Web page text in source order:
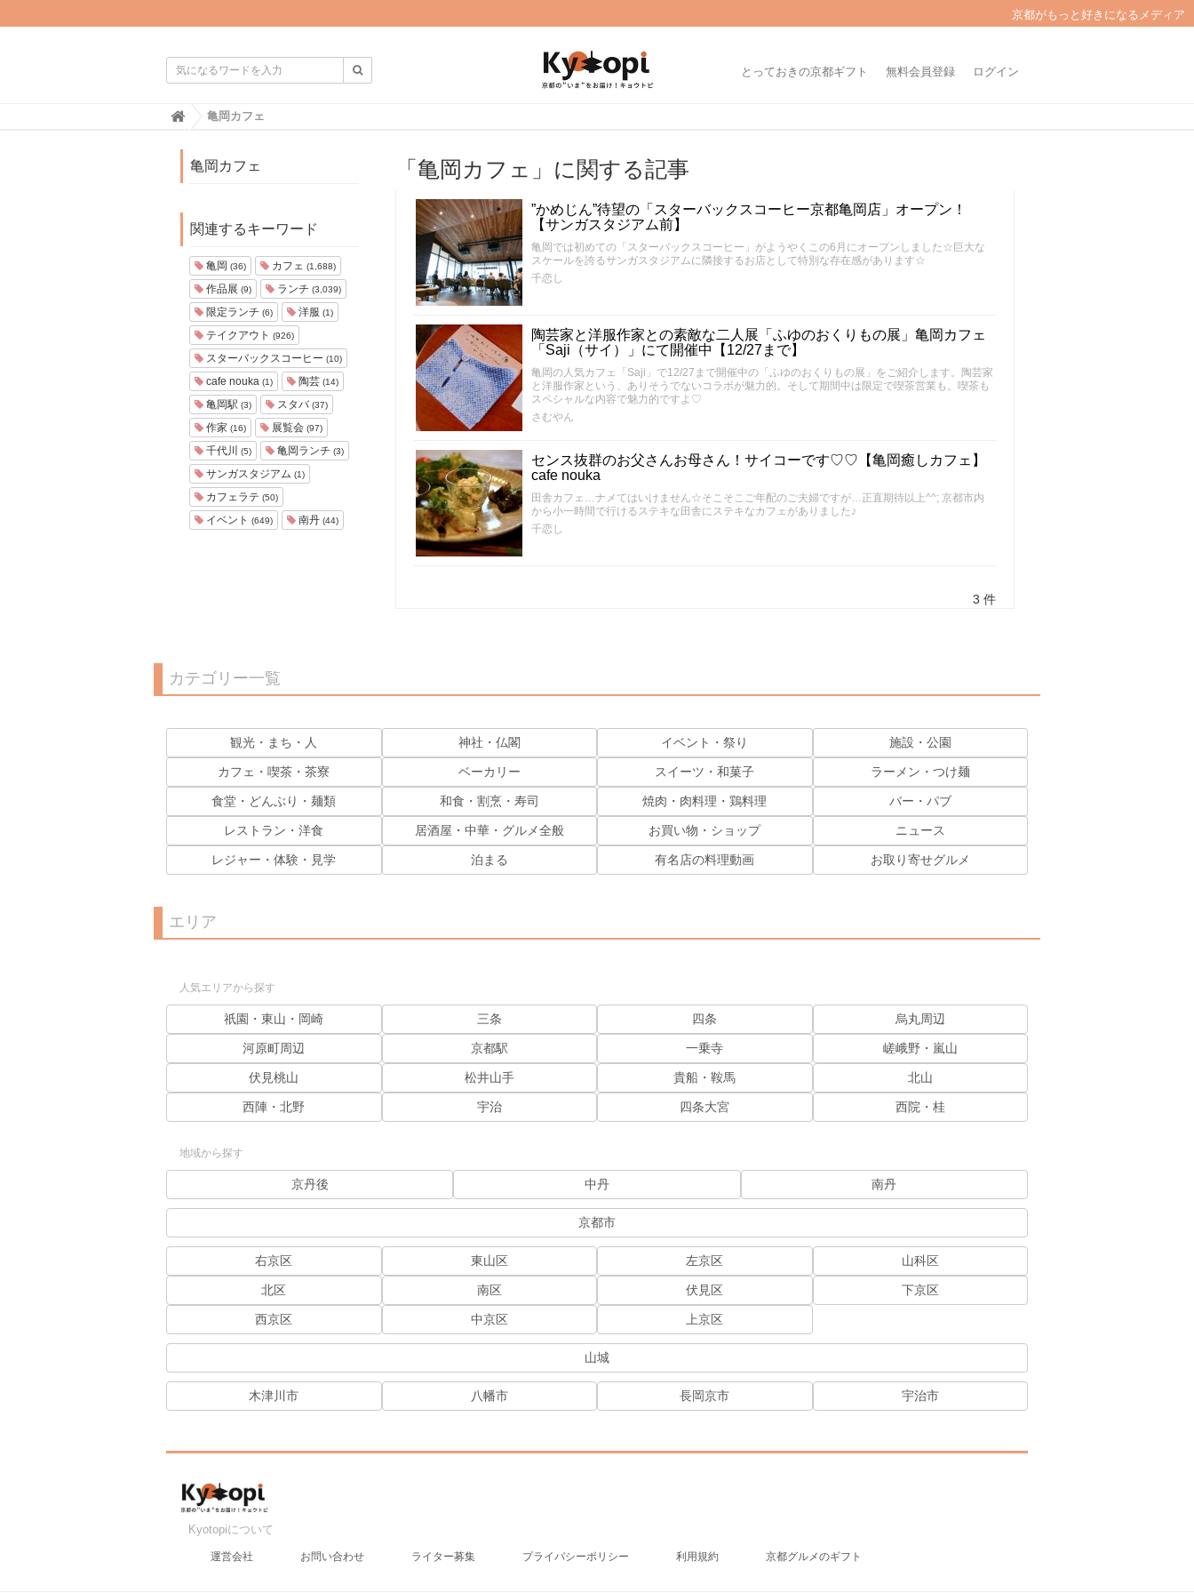
京都がもっと好きになるメディア
とっておきの京都ギフト 無料会員登録 ログイン
H
亀岡カフェ
亀岡カフェ
関連するキーワード
亀岡 (36) カフェ (1,688)
作品展 (9) ランチ (3,039)
限定ランチ (6) 洋服 (1)
テイクアウト (926)
スターバックスコーヒー (10)
cafe nouka (1) 陶芸 (14)
亀岡駅 (3) スタバ(37)
作家 (16) 展覧会 (97)
千代川 (5) 亀岡ランチ (3)
サンガスタジアム (1)
カフェラテ (50)
イベント (649) 南丹 (44)
「亀岡カフェ」に関する記事
”かめじん”待望の「スターバックスコーヒー京都亀岡店」オープン！
【サンガスタジアム前】
亀岡では初めての「スターバックスコーヒー」がようやくこの6月にオープンしました☆巨大な
スケールを誇るサンガスタジアムに隣接するお店として特別な存在感があります☆
千恋し
陶芸家と洋服作家との素敵な二人展「ふゆのおくりもの展」亀岡カフェ
「Saji（サイ）」にて開催中【12/27まで】
亀岡の人気カフェ「Saji」で12/27まで開催中の「ふゆのおくりもの展」をご紹介します。陶芸家
と洋服作家という、ありそうでないコラボが魅力的。そして期間中は限定で喫茶営業も。喫茶も
スペシャルな内容で魅力的ですよ♡
さむやん
センス抜群のお父さんお母さん！サイコーです♡♡【亀岡癒しカフェ】
cafe nouka
田舎カフェ…ナメてはいけません☆そこそこご年配のご夫婦ですが…正直期待以上^^; 京都市内
から小一時間で行けるステキな田舎にステキなカフェがありました♪
千恋し
3 件
カテゴリー一覧
観光・まち・人 神社・仏閣 イベント・祭り 施設・公園
カフェ・喫茶・茶寮 ベーカリー スイーツ・和菓子 ラーメン・つけ麺
食堂・どんぶり・麺類 和食・割烹・寿司 焼肉・肉料理・鶏料理 バー・パブ
レストラン・洋食 居酒屋・中華・グルメ全般 お買い物・ショップ ニュース
レジャー・体験・見学 泊まる 有名店の料理動画 お取り寄せグルメ
エリア
人気エリアから探す
祇園・東山・岡崎 三条 四条 烏丸周辺
河原町周辺 京都駅 一乗寺 嵯峨野・嵐山
伏見桃山 松井山手 貴船・鞍馬 北山
西陣・北野 宇治 四条大宮 西院・桂
地域から探す
京丹後 中丹 南丹
京都市
右京区 東山区 左京区 山科区
北区 南区 伏見区 下京区
西京区 中京区 上京区
山城
木津川市 八幡市 長岡京市 宇治市
Kyotopiについて
運営会社 お問い合わせ ライター募集 プライバシーポリシー 利用規約 京都グルメのギフト